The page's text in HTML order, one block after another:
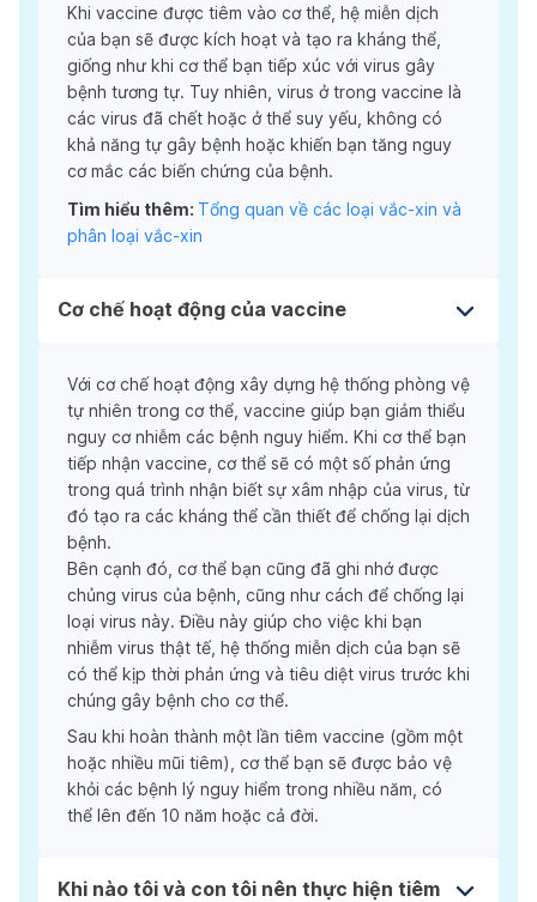
Khi vaccine được tiêm vào cơ thể, hệ miễn dịch
của bạn sẽ được kích hoạt và tạo ra kháng thể,
giống như khi cơ thể bạn tiếp xúc với virus gây
bệnh tương tự. Tuy nhiên, virus ở trong vaccine là
các virus đã chết hoặc ở thể suy yếu, không có
khả năng tự gây bệnh hoặc khiến bạn tăng nguy
cơ mắc các biến chứng của bệnh.
Tìm hiểu thêm: Tổng quan về các loại vắc-xin và
phân loại vắc-xin
Cơ chế hoạt động của vaccine
Với cơ chế hoạt động xây dựng hệ thống phòng vệ
tự nhiên trong cơ thể, vaccine giúp bạn giảm thiểu
nguy cơ nhiễm các bệnh nguy hiểm. Khi cơ thể bạn
tiếp nhận vaccine, cơ thể sẽ có một số phản ứng
trong quá trình nhận biết sự xâm nhập của virus, từ
đó tạo ra các kháng thể cần thiết để chống lại dịch
bệnh.
Bên cạnh đó, cơ thể bạn cũng đã ghi nhớ được
chủng virus của bệnh, cũng như cách để chống lại
loại virus này. Điều này giúp cho việc khi bạn
nhiễm virus thật tế, hệ thống miễn dịch của bạn sẽ
có thể kịp thời phản ứng và tiêu diệt virus trước khi
chúng gây bệnh cho cơ thể.
Sau khi hoàn thành một lần tiêm vaccine (gồm một
hoặc nhiều mũi tiêm), cơ thể bạn sẽ được bảo vệ
khỏi các bệnh lý nguy hiểm trong nhiều năm, có
thể lên đến 10 năm hoặc cả đời.
Khi nào tôi và con tôi nên thực hiện tiêm